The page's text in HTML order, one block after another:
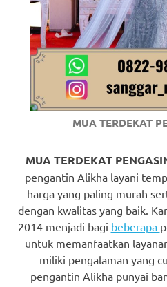
these
guys
comment
here
replica
MUA TERDEKAT
MUA TERDEKAT
pengantin Alikha layani
harga yang paling murah
dengan kwalitas yang baik.
2014 menjadi bagi beberapa
untuk memanfaatkan
miliki pengalaman yang
pengantin Alikha punyai